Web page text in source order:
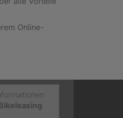
Online-